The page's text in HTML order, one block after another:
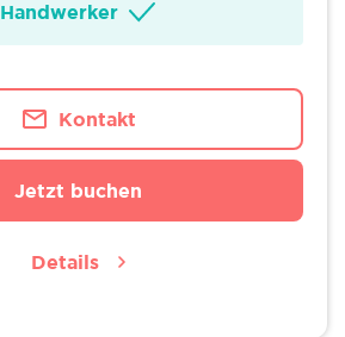
Handwerker
Kontakt
Jetzt buchen
Details